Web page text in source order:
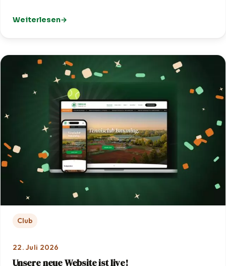
Weiterlesen
: TCI-Sommerfest 2026 – Ein rundum gelungenes Fest
Club
22. Juli 2026
Unsere neue Website ist live!